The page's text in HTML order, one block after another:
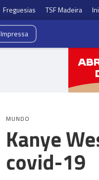
Freguesias TSF Madeira
Impressa
MUNDO
Kanye
covid-19